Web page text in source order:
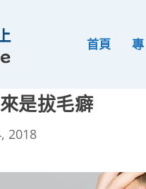
首頁
是拔毛癖
2018